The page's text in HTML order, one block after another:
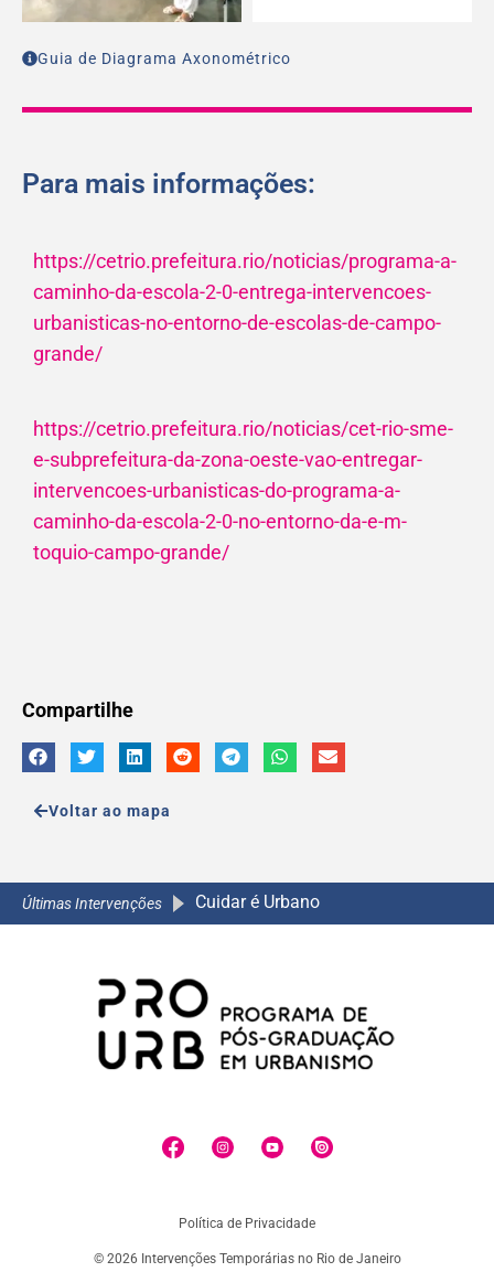
Guia de Diagrama Axonométrico
Para mais informações:
https://cetrio.prefeitura.rio/noticias/programa-a-
caminho-da-escola-2-0-entrega-intervencoes-
urbanisticas-no-entorno-de-escolas-de-campo-
grande/
https://cetrio.prefeitura.rio/noticias/cet-rio-sme-
e-subprefeitura-da-zona-oeste-vao-entregar-
intervencoes-urbanisticas-do-programa-a-
caminho-da-escola-2-0-no-entorno-da-e-m-
toquio-campo-grande/
Compartilhe
Voltar ao mapa
Últimas Intervenções A C
A Caminho da Escola 2.0
A Caminho da Escola 2.0
Política de Privacidade
© 2026 Intervenções Temporárias no Rio de Janeiro